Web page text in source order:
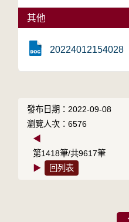
其他
20224012154028
發布日期：2022-09-08
瀏覽人次：6576
◀
第1418筆/共9617筆
▶
回列表